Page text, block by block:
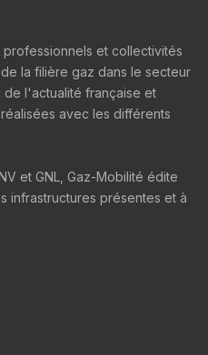
et collectivités
la filière gaz dans le secteur
de l'actualité française et
avec les différents
et GNL, Gaz-Mobilité édite
infrastructures présentes et à